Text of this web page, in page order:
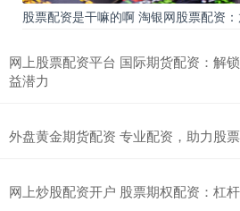
股票配资是干嘛的啊 淘银网股票配资
网上股票配资平台 国际期货配资：解
益潜力
外盘黄金期货配资 专业配资，助力股
网上炒股配资开户 股票期权配资：杠